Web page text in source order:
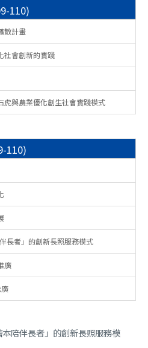
110)
散計畫
社會創新的實踐
虎與農業優化創生社會實踐模式
110)
長者」的創新長照服務模式
廣
陪伴長者」的創新長照服務模